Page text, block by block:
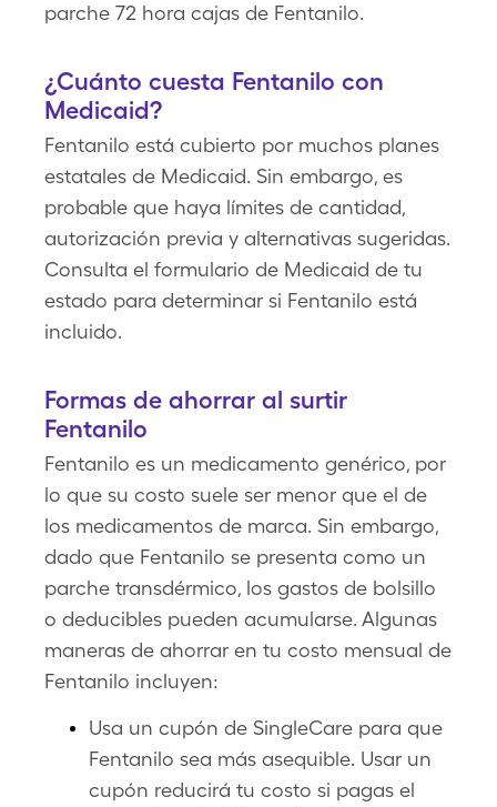
parche 72 hora cajas de Fentanilo.
¿Cuánto cuesta Fentanilo con
Medicaid?
Fentanilo está cubierto por muchos planes
estatales de Medicaid. Sin embargo, es
probable que haya límites de cantidad,
autorización previa y alternativas sugeridas.
Consulta el formulario de Medicaid de tu
estado para determinar si Fentanilo está
incluido.
Formas de ahorrar al surtir
Fentanilo
Fentanilo es un medicamento genérico, por
lo que su costo suele ser menor que el de
los medicamentos de marca. Sin embargo,
dado que Fentanilo se presenta como un
parche transdérmico, los gastos de bolsillo
o deducibles pueden acumularse. Algunas
maneras de ahorrar en tu costo mensual de
Fentanilo incluyen:
Usa un cupón de SingleCare para que
Fentanilo sea más asequible. Usar un
cupón reducirá tu costo si pagas el